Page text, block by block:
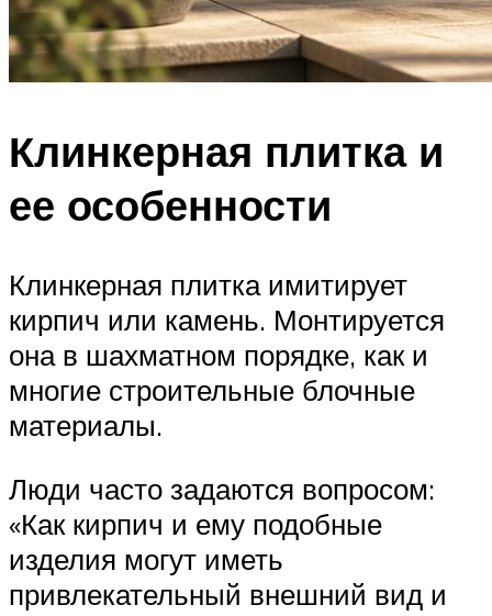
Клинкерная плитка и
ее особенности
Клинкерная плитка имитирует
кирпич или камень. Монтируется
она в шахматном порядке, как и
многие строительные блочные
материалы.
Люди часто задаются вопросом:
«Как кирпич и ему подобные
изделия могут иметь
привлекательный внешний вид и